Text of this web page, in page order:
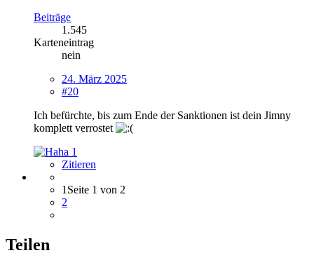
Beiträge
1.545
Karteneintrag
nein
24. März 2025
#20
Ich befürchte, bis zum Ende der Sanktionen ist dein Jimny
komplett verrostet
1
Zitieren
1 Seite 1 von 2
2
Teilen